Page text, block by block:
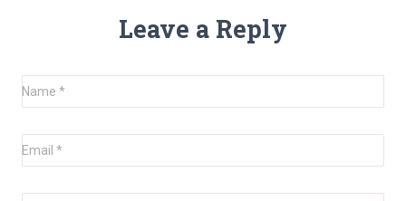
Leave a Reply
Name *
Email *